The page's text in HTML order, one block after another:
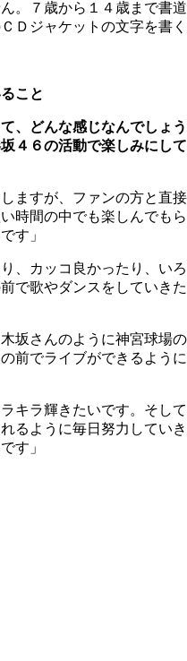
。７歳から１４歳まで書道
Ｄジャケットの文字を書く
こと
、どんな感じなんでしょう
４６の活動で楽しみにして
ますが、ファンの方と直接
時間の中でも楽しんでもら
す」
り、カッコ良かったり、いろ
で歌やダンスをしていきた
坂さんのように神宮球場の
前でライブができるように
ラキラ輝きたいです。そして
るように毎日努力していき
す」